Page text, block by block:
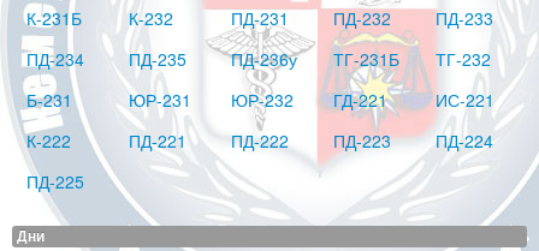
К-231Б
К-232 ПД-231 ПД-232
ПД-233
ПД-234
ПД-235 ПД-236у ТГ-231Б
ТГ-232
Б-231
ЮР-231 ЮР-232 ГД-221
ИС-221
К-222
ПД-221 ПД-222 ПД-223
ПД-224
ПД-225
Дни